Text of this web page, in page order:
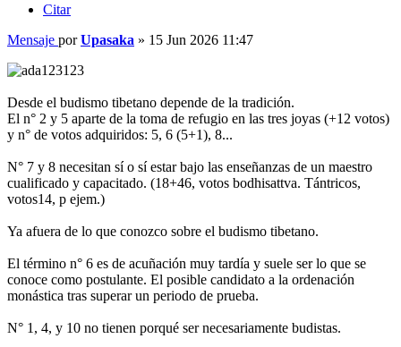
Citar
Mensaje porUpasaka » 15 Jun 2026 11:47
Desde el budismo tibetano depende de la tradición.
El n° 2 y 5 aparte de la toma de refugio en las tres joyas (+12 votos)
y n° de votos adquiridos: 5, 6 (5+1), 8...
N° 7 y 8 necesitan sí o sí estar bajo las enseñanzas de un maestro
cualificado y capacitado. (18+46, votos bodhisattva. Tántricos,
votos14, p ejem.)
Ya afuera de lo que conozco sobre el budismo tibetano.
El término n° 6 es de acuñación muy tardía y suele ser lo que se
conoce como postulante. El posible candidato a la ordenación
monástica tras superar un periodo de prueba.
N° 1, 4, y 10 no tienen porqué ser necesariamente budistas.